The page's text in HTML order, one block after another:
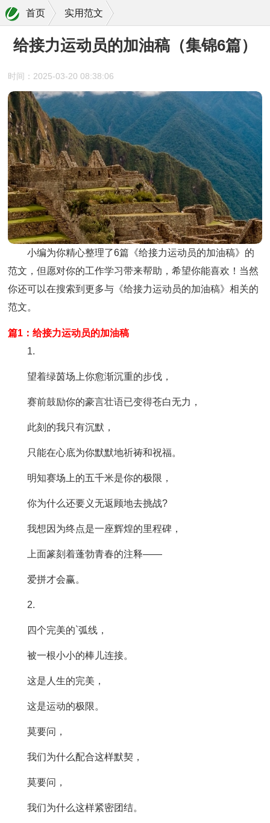
首页 实用范文
给接力运动员的加油稿（集锦6篇）
时间：2025-03-20 08:38:06
小编为你精心整理了6篇《给接力运动员的加油稿》的
范文，但愿对你的工作学习带来帮助，希望你能喜欢！当然
你还可以在搜索到更多与《给接力运动员的加油稿》相关的
范文。
篇1：给接力运动员的加油稿
1.
望着绿茵场上你愈渐沉重的步伐，
赛前鼓励你的豪言壮语已变得苍白无力，
此刻的我只有沉默，
只能在心底为你默默地祈祷和祝福。
明知赛场上的五千米是你的极限，
你为什么还要义无返顾地去挑战?
我想因为终点是一座辉煌的里程碑，
上面篆刻着蓬勃青春的注释——
爱拼才会赢。
2.
四个完美的`弧线，
被一根小小的棒儿连接。
这是人生的完美，
这是运动的极限。
莫要问，
我们为什么配合这样默契，
莫要问，
我们为什么这样紧密团结。